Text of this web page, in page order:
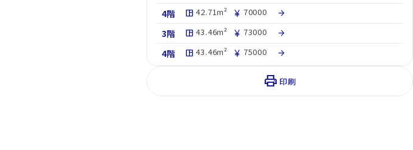
4階
space_dashboard 42.71m² currency_yen 70000
arrow_forward
3階
space_dashboard 43.46m² currency_yen 73000
arrow_forward
4階
space_dashboard 43.46m² currency_yen 75000 arrow_forward
print 印刷